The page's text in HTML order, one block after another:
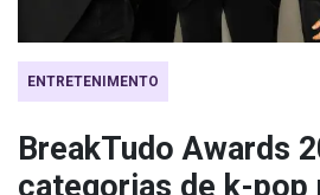
ENTRETENIMENTO
BreakTudo Awards
categorias de k-pop